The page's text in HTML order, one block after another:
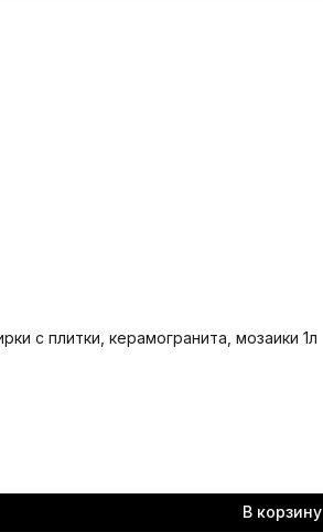
с плитки, керамогранита, мозаики 1л
В корзину